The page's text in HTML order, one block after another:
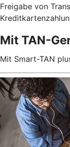
Freigabe von
Mit TAN-
Mit Smart-TAN